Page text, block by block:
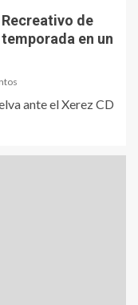
de
en un
ante el Xerez CD